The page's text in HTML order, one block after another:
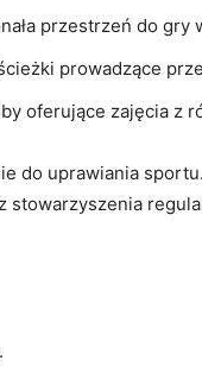
przestrzeń do gry⁢
prowadzące
oferujące zajęcia z
do ‍uprawiania
stowarzyszenia